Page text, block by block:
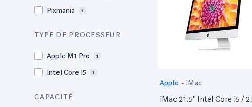
Pixmania 3
TYPE DE PROCESSEUR
Apple M1 Pro 1
Intel Core I5 1
CAPACITÉ
Apple - iMac
iMac 21.5" Intel Core i5 /